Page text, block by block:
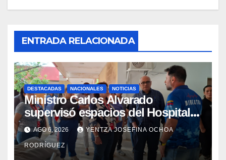
ENTRADA RELACIONADA
DESTACADAS NACIONALES NOTICIAS
Ministro Carlos Alvarado
supervisó espacios del Hospital
Dermatológico Dr. Martín Vegas
en La Guaira
AGO 6, 2026 YENTZA JOSEFINA OCHOA
RODRÍGUEZ